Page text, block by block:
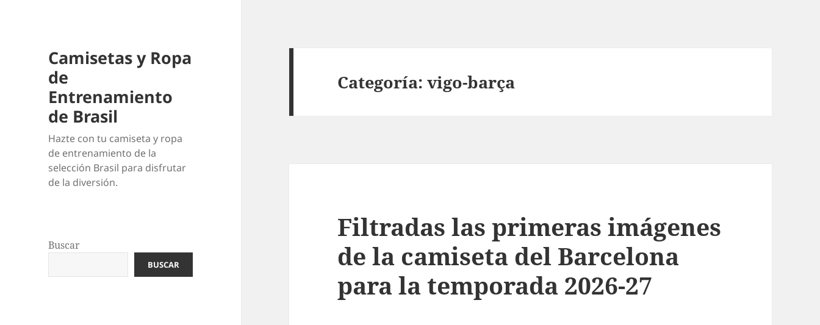
Camisetas y Ropa
de
Entrenamiento
de Brasil
Hazte con tu camiseta y ropa
de entrenamiento de la
selección Brasil para disfrutar
de la diversión.
Buscar
BUSCAR
Categoría:vigo-barça
Filtradas las primeras imágenes
de la camiseta del Barcelona
para la temporada 2026-27